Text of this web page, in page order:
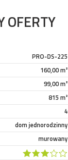
OFERTY
PRO-DS-225
160,00 m²
99,00 m²
815 m²
4
dom jednorodzinny
murowany